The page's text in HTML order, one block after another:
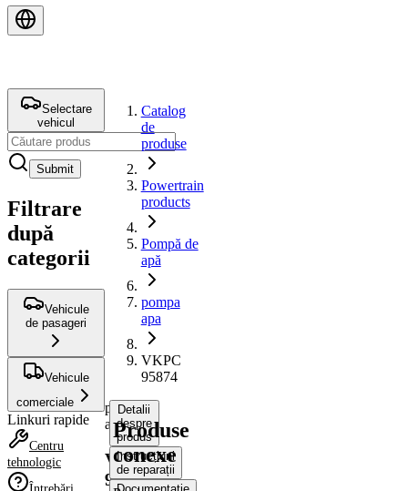
Selectare
vehicul
Submit
Filtrare
după
categorii
Vehicule
de pasageri
Vehicule
comerciale
Linkuri rapide
Centru
tehnologic
Catalog
de
produse
Powertrain
products
Pompă de
apă
pompa
apa
VKPC
95874
pompa
apa
VKPC
95874
Detalii
despre
produs
Instrucțiuni
de reparații
Produse
conexe